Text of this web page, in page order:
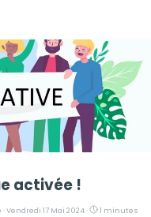
activée !
· Vendredi 17 Mai 2024 ·
1 minutes